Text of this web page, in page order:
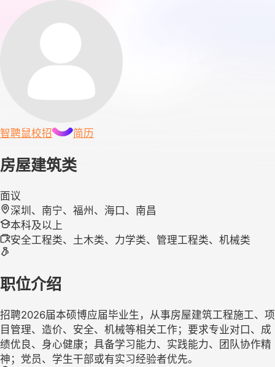
智聘鼠校招 简历
房屋建筑类
面议
深圳、南宁、福州、海口、南昌
本科及以上
安全工程类、土木类、力学类、管理工程类、机械类
职位介绍
招聘2026届本硕博应届毕业生，从事房屋建筑工程施工、项
目管理、造价、安全、机械等相关工作；要求专业对口、成
绩优良、身心健康；具备学习能力、实践能力、团队协作精
神；党员、学生干部或有实习经验者优先。